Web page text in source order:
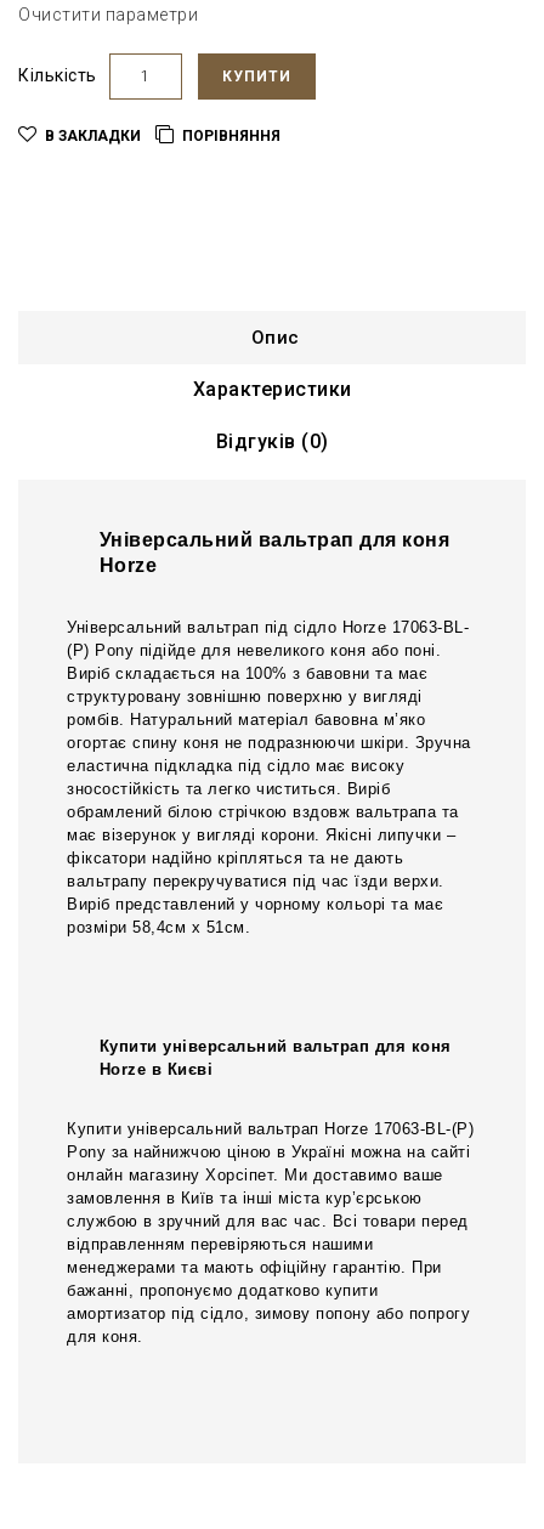
Очистити параметри
Кількість КУПИТИ
В ЗАКЛАДКИ ПОРІВНЯННЯ
Опис
Характеристики
Відгуків (0)
Універсальний вальтрап для коня
Horze
Універсальний вальтрап під сідло Horze 17063-BL-
(P) Pony підійде для невеликого коня або поні.
Виріб складається на 100% з бавовни та має
структуровану зовнішню поверхню у вигляді
ромбів. Натуральний матеріал бавовна м’яко
огортає спину коня не подразнюючи шкіри. Зручна
еластична підкладка під сідло має високу
зносостійкість та легко чиститься. Виріб
обрамлений білою стрічкою вздовж вальтрапа та
має візерунок у вигляді корони. Якісні липучки –
фіксатори надійно кріпляться та не дають
вальтрапу перекручуватися під час їзди верхи.
Виріб представлений у чорному кольорі та має
розміри 58,4см х 51см.
Купити універсальний вальтрап для коня
Horze в Києві
Купити універсальний вальтрап Horze 17063-BL-(P)
Pony за найнижчою ціною в Україні можна на сайті
онлайн магазину Хорсіпет. Ми доставимо ваше
замовлення в Київ та інші міста кур’єрською
службою в зручний для вас час. Всі товари перед
відправленням перевіряються нашими
менеджерами та мають офіційну гарантію. При
бажанні, пропонуємо додатково купити
амортизатор під сідло, зимову попону або попрогу
для коня.